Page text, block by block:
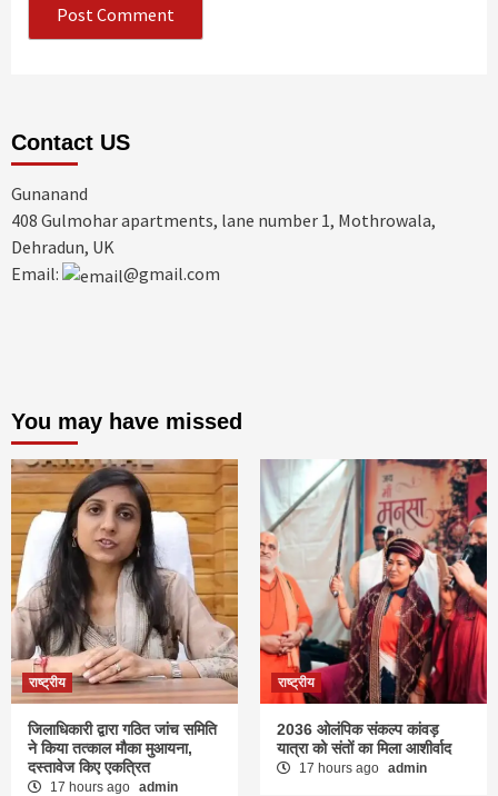
Contact US
Gunanand
408 Gulmohar apartments, lane number 1, Mothrowala,
Dehradun, UK
Email:
@gmail.com
You may have missed
राष्ट्रीय
जिलाधिकारी द्वारा गठित जांच समिति
ने किया तत्काल मौका मुआयना,
दस्तावेज किए एकत्रित
17 hours ago admin
राष्ट्रीय
2036 ओलंपिक संकल्प कांवड़
यात्रा को संतों का मिला आशीर्वाद
17 hours ago admin